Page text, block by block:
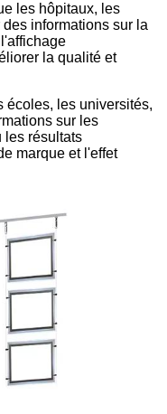
les hôpitaux, les
informations sur la
la qualité et
écoles, les universités,
sur les
les résultats
marque et l'effet